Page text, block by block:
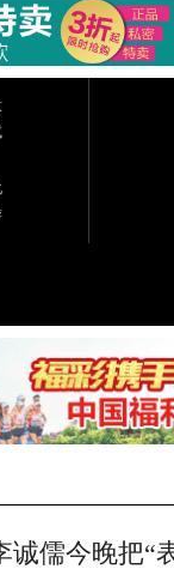
儒今晚把“